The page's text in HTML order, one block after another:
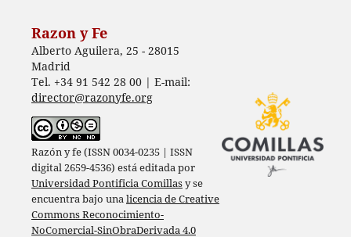
Razon y Fe
Alberto Aguilera, 25 - 28015
Madrid
Tel. +34 91 542 28 00 | E-mail:
director@razonyfe.org
Razón y fe (ISSN 0034-0235 | ISSN
digital 2659-4536) está editada por
Universidad Pontificia Comillasy se
encuentra bajo unalicencia de Creative
Commons Reconocimiento-
NoComercial-SinObraDerivada 4.0